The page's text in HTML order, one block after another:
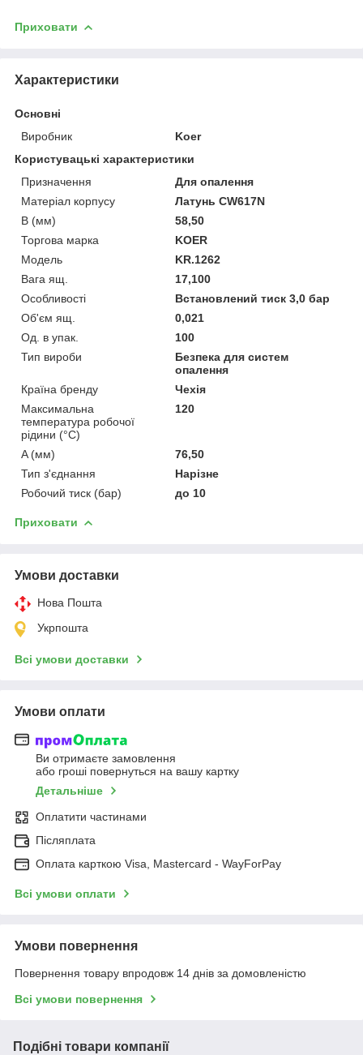
Приховати
Характеристики
Основні
Виробник
Koer
Користувацькі характеристики
Призначення
Для опалення
Матеріал корпусу
Латунь CW617N
B (мм)
58,50
Торгова марка
KOER
Мoдель
KR.1262
Вага ящ.
17,100
Особливості
Встановлений тиск 3,0 бар
Об'єм ящ.
0,021
Од. в упак.
100
Тип вироби
Безпека для систем
опалення
Країна бренду
Чехія
Максимальна
температура робочої
рідини (°C)
120
A (мм)
76,50
Тип з'єднання
Нарізне
Робочий тиск (бар)
до 10
Приховати
Умови доставки
Нова Пошта
Укрпошта
Всі умови доставки
Умови оплати
Ви отримаєте замовлення
або гроші повернуться на вашу картку
Детальніше
Оплатити частинами
Післяплата
Оплата карткою Visa, Mastercard - WayForPay
Всі умови оплати
Умови повернення
Повернення товару впродовж 14 днів за домовленістю
Всі умови повернення
Подібні товари компанії